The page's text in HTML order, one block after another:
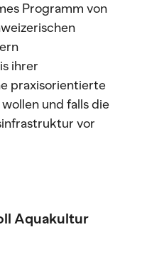
Programm von
ihrer
praxisorientierte
und falls die
vor
Aquakultur